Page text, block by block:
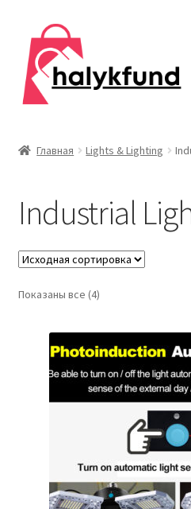
Перейти
навигации
Перейти
содержимому
О нас
Контакты
Дом и сад
Одежда
Публикации
Главная Lights & Lighting
Industrial
Показаны все (4)